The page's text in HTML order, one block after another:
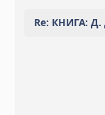
Re: КНИГА: